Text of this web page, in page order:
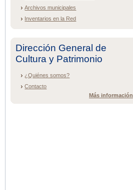
Archivos municipales
Inventarios en la Red
Dirección General de
Cultura y Patrimonio
¿Quiénes somos?
Contacto
Más información